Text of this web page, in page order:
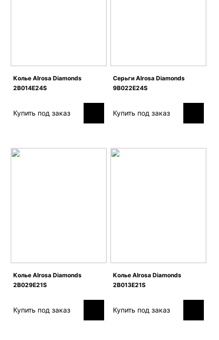
Колье Alrosa Diamonds
2B014E24S
Купить под заказ
Серьги Alrosa Diamonds
9B022E24S
Купить под заказ
Колье Alrosa Diamonds
2B029E21S
Купить под заказ
Колье Alrosa Diamonds
2B013E21S
Купить под заказ